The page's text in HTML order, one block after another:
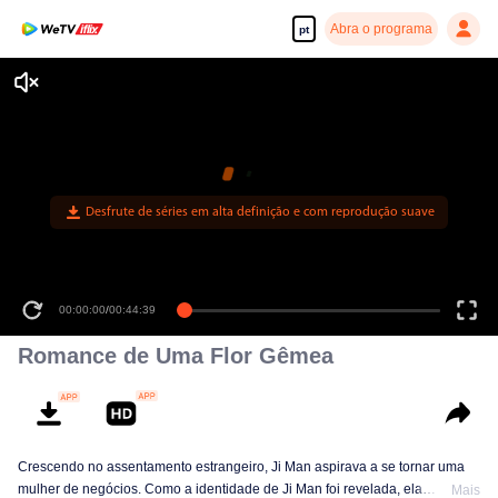
pt Abra o programa
Desfrute de séries em alta definição e com reprodução suave
00:00:00/00:44:39
Romance de Uma Flor Gêmea
Crescendo no assentamento estrangeiro, Ji Man aspirava a se tornar uma
mulher de negócios. Como a identidade de Ji Man foi revelada, ela
Mais